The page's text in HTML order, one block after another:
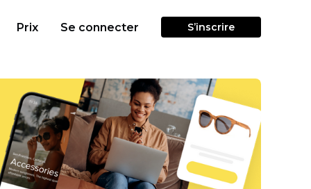
Prix Se connecter S’inscrire